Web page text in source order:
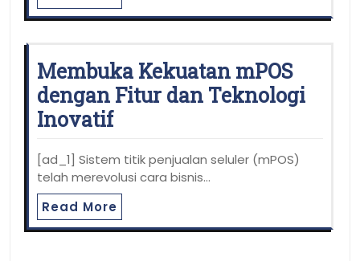
Membuka Kekuatan mPOS
dengan Fitur dan Teknologi
Inovatif
[ad_1] Sistem titik penjualan seluler (mPOS)
telah merevolusi cara bisnis…
Read More